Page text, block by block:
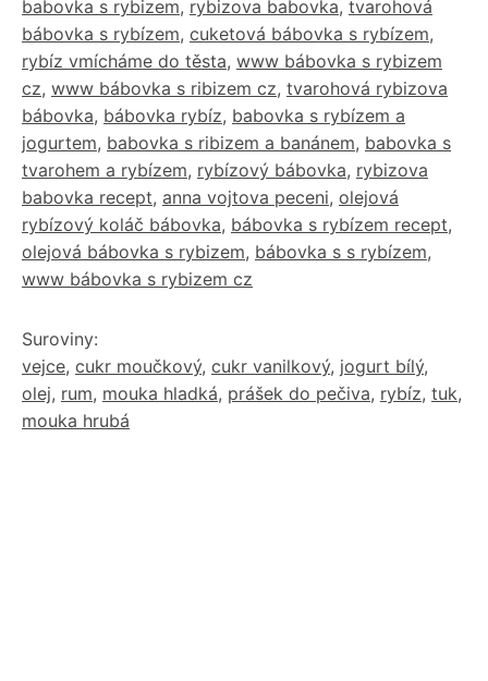
babovka s rybizem, rybizova babovka, tvarohová
bábovka s rybízem, cuketová bábovka s rybízem,
rybíz vmícháme do těsta, www bábovka s rybizem
cz, www bábovka s ribizem cz, tvarohová rybizova
bábovka, bábovka rybíz, babovka s rybízem a
jogurtem, babovka s ribizem a banánem, babovka s
tvarohem a rybízem, rybízový bábovka, rybizova
babovka recept, anna vojtova peceni, olejová
rybízový koláč bábovka, bábovka s rybízem recept,
olejová bábovka s rybizem, bábovka s s rybízem,
www bábovka s rybizem cz
Suroviny:
vejce, cukr moučkový, cukr vanilkový, jogurt bílý,
olej, rum, mouka hladká, prášek do pečiva, rybíz, tuk,
mouka hrubá